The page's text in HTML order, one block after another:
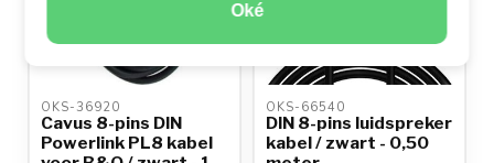
Oké
OKS-36920
Cavus 8-pins DIN
Powerlink PL8 kabel
OKS-66540
DIN 8-pins luidspreker
kabel / zwart - 0,50